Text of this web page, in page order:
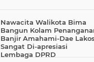
Nawacita Walikota Bima
Bangun Kolam
Banjir Amahami-Dae
Sangat Di-apresiasi
Lembaga DPRD